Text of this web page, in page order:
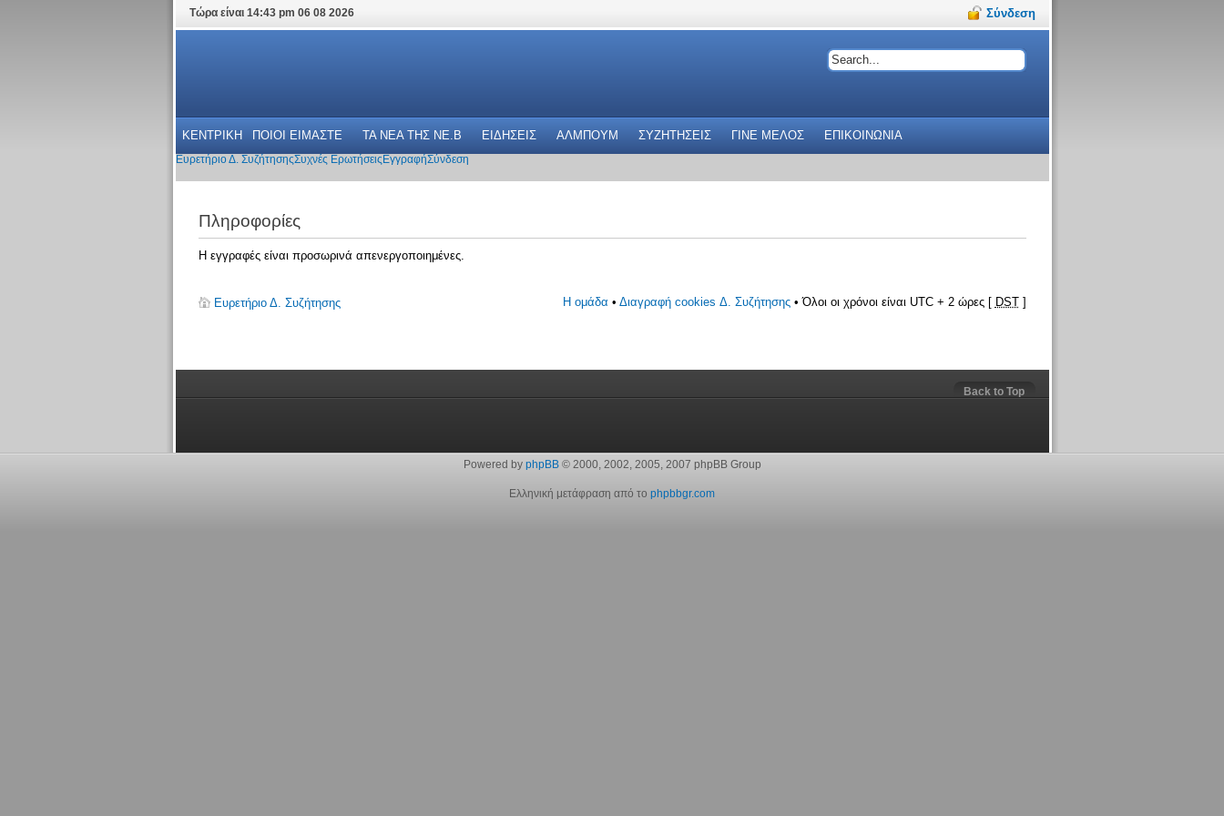
Τώρα είναι 14:43 pm 06 08 2026 Σύνδεση
ΚΕΝΤΡΙΚΗ ΠΟΙΟΙ ΕΙΜΑΣΤΕ ΤΑ ΝΕΑ THΣ NE.B ΕΙΔΗΣΕΙΣ ΑΛΜΠΟΥΜ ΣΥΖΗΤΗΣΕΙΣ ΓΙΝΕ ΜΕΛΟΣ ΕΠΙΚΟΙΝΩΝΙΑ
Ευρετήριο Δ. ΣυζήτησηςΣυχνές Ερωτήσεις ΕγγραφήΣύνδεση
Πληροφορίες
Η εγγραφές είναι προσωρινά απενεργοποιημένες.
Ευρετήριο Δ. Συζήτησης Η ομάδα • Διαγραφή cookies Δ. Συζήτησης• Όλοι οι χρόνοι είναι UTC + 2 ώρες [ DST]
Back to Top
Powered by phpBB© 2000, 2002, 2005, 2007 phpBB Group
Ελληνική μετάφραση από το phpbbgr.com